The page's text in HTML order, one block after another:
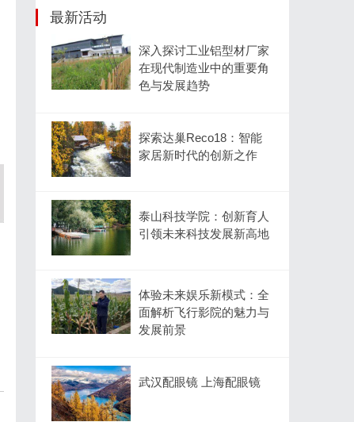
最新活动
深入探讨工业铝型材厂家
在现代制造业中的重要角
色与发展趋势
探索达巢Reco18：智能
家居新时代的创新之作
泰山科技学院：创新育人
引领未来科技发展新高地
体验未来娱乐新模式：全
面解析飞行影院的魅力与
发展前景
武汉配眼镜 上海配眼镜